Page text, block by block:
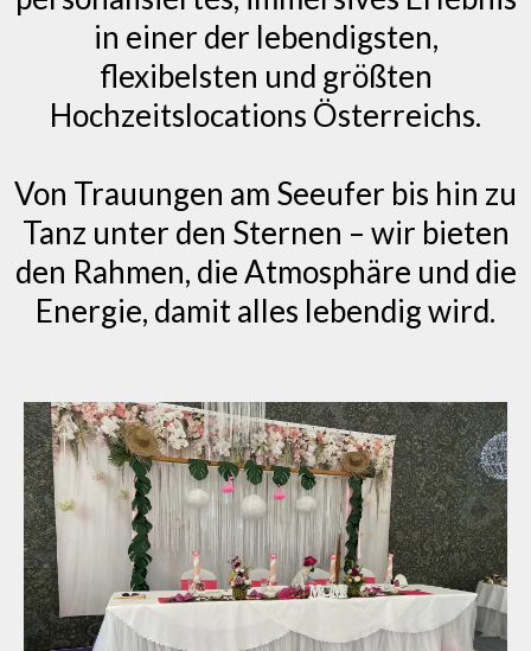
in einer der lebendigsten,
flexibelsten und größten
Hochzeitslocations Österreichs.
Von Trauungen am Seeufer bis hin zu
Tanz unter den Sternen – wir bieten
den Rahmen, die Atmosphäre und die
Energie, damit alles lebendig wird.